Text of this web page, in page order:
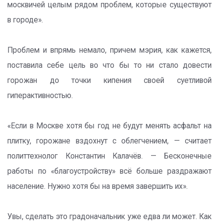
москвичей целым рядом проблем, которые существуют
в городе».
Проблем и впрямь немало, причем мэрия, как кажется,
поставила себе цель во что бы то ни стало довести
горожан до точки кипения своей суетливой
гиперактивностью.
«Если в Москве хотя бы год не будут менять асфальт на
плитку, горожане вздохнут с облегчением, — считает
политтехнолог Константин Калачёв. — Бесконечные
работы по «благоустройству» всё больше раздражают
население. Нужно хотя бы на время завершить их».
Увы, сделать это градоначальник уже едва ли может. Как